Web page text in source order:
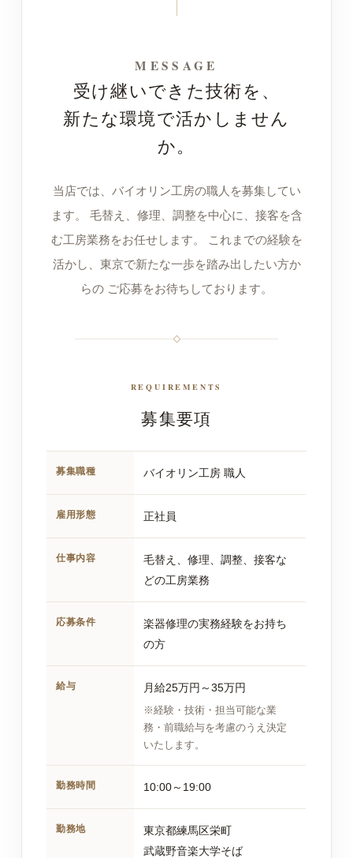
MESSAGE
受け継いできた技術を、
新たな環境で活かしません
か。
当店では、バイオリン工房の職人を募集してい
ます。 毛替え、修理、調整を中心に、接客を含
む工房業務をお任せします。 これまでの経験を
活かし、東京で新たな一歩を踏み出したい方か
らの ご応募をお待ちしております。
REQUIREMENTS
募集要項
募集職種 バイオリン工房 職人
雇用形態 正社員
仕事内容
毛替え、修理、調整、接客な
どの工房業務
応募条件
楽器修理の実務経験をお持ち
の方
給与 月給25万円～35万円
※経験・技術・担当可能な業
務・前職給与を考慮のうえ決定
いたします。
勤務時間 10:00～19:00
勤務地
東京都練馬区栄町
武蔵野音楽大学そば